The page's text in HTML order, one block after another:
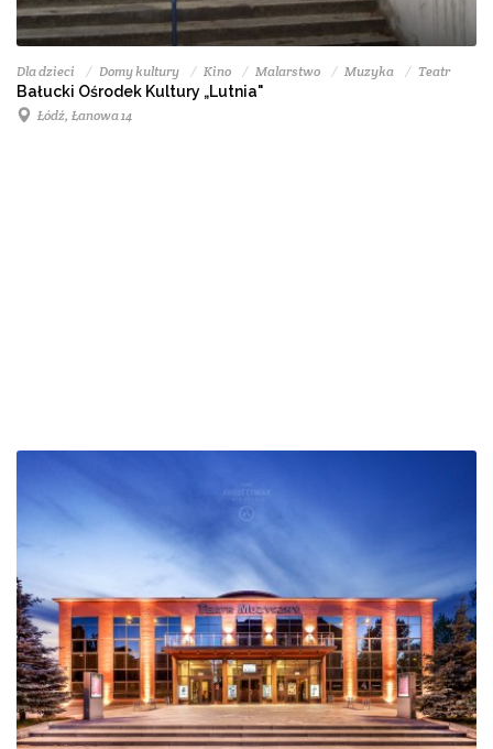
Dla dzieci Domy kultury Kino Malarstwo Muzyka Teatr
Bałucki Ośrodek Kultury „Lutnia"
Łódź, Łanowa 14